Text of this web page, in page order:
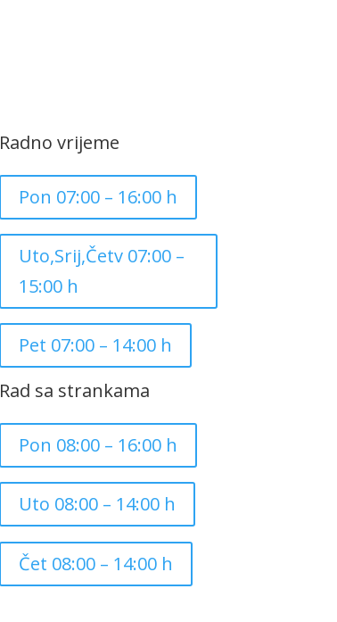
Radno vrijeme
Pon 07:00 – 16:00 h
Uto,Srij,Četv 07:00 –
15:00 h
Pet 07:00 – 14:00 h
Rad sa strankama
Pon 08:00 – 16:00 h
Uto 08:00 – 14:00 h
Čet 08:00 – 14:00 h